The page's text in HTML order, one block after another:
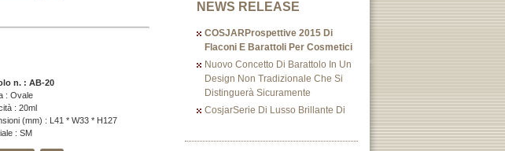
n. : AB-20
: Ovale
: 20ml
(mm) : L41 * W33 * H127
: SM
NEWS RELEASE
COSJARProspettive 2015 Di
Flaconi E Barattoli Per Cosmetici
Nuovo Concetto Di Barattolo In Un
Design Non Tradizionale Che Si
Distinguerà Sicuramente
CosjarSerie Di Lusso Brillante Di